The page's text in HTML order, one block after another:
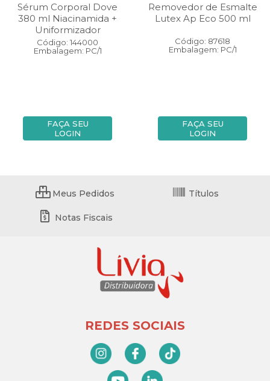
Sérum Corporal Dove
380 ml Niacinamida +
Uniformizador
Código: 144000
Embalagem: PC/1
FAÇA SEU
LOGIN
Removedor de Esmalte
Lutex Ap Eco 500 ml
Código: 87618
Embalagem: PC/1
FAÇA SEU
LOGIN
Meus Pedidos Títulos
Notas Fiscais
REDES SOCIAIS